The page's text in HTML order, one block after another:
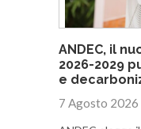
ANDEC, il
2026-2029
e
7 Agosto 2026